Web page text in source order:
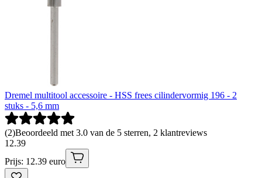
Dremel multitool accessoire - HSS frees cilindervormig 196 - 2
stuks - 5,6 mm
(2)Beoordeeld met 3.0 van de 5 sterren, 2 klantreviews
12.39
Prijs: 12.39 euro